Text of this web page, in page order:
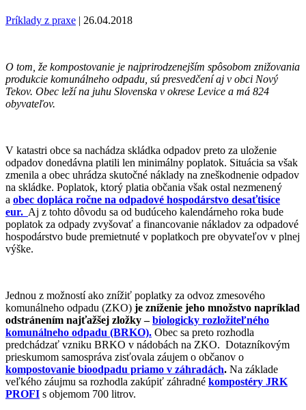
Príklady z praxe | 26.04.2018
O tom, že kompostovanie je najprirodzenejším spôsobom znižovania
produkcie komunálneho odpadu, sú presvedčení aj v obci Nový
Tekov. Obec leží na juhu Slovenska v okrese Levice a má 824
obyvateľov.
V katastri obce sa nachádza skládka odpadov preto za uloženie
odpadov donedávna platili len minimálny poplatok. Situácia sa však
zmenila a obec uhrádza skutočné náklady na zneškodnenie odpadov
na skládke. Poplatok, ktorý platia občania však ostal nezmenený
a obec dopláca ročne na odpadové hospodárstvo desaťtisíce
eur. Aj z tohto dôvodu sa od budúceho kalendárneho roka bude
poplatok za odpady zvyšovať a financovanie nákladov za odpadové
hospodárstvo bude premietnuté v poplatkoch pre obyvateľov v plnej
výške.
Jednou z možností ako znížiť poplatky za odvoz zmesového
komunálneho odpadu (ZKO) je zníženie jeho množstvo napríklad
odstránením najťažšej zložky –biologicky rozložiteľného
komunálneho odpadu (BRKO). Obec sa preto rozhodla
predchádzať vzniku BRKO v nádobách na ZKO. Dotazníkovým
prieskumom samospráva zisťovala záujem o občanov o
kompostovanie bioodpadu priamo v záhradách. Na základe
veľkého záujmu sa rozhodla zakúpiť záhradné kompostéry JRK
PROFI s objemom 700 litrov.